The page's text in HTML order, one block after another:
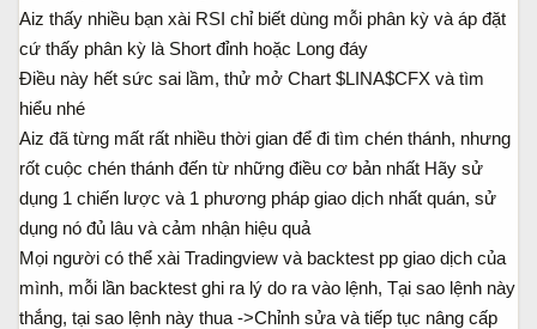
Aiz thấy nhiều bạn xài RSI chỉ biết dùng mỗi phân kỳ và áp đặt
cứ thấy phân kỳ là Short đỉnh hoặc Long đáy
Điều này hết sức sai lầm, thử mở Chart $LINA$CFX và tìm
hiểu nhé
Aiz đã từng mất rất nhiều thời gian để đi tìm chén thánh, nhưng
rốt cuộc chén thánh đến từ những điều cơ bản nhất Hãy sử
dụng 1 chiến lược và 1 phương pháp giao dịch nhất quán, sử
dụng nó đủ lâu và cảm nhận hiệu quả
Mọi người có thể xài Tradingview và backtest pp giao dịch của
mình, mỗi lần backtest ghi ra lý do ra vào lệnh, Tại sao lệnh này
thắng, tại sao lệnh này thua ->Chỉnh sửa và tiếp tục nâng cấp